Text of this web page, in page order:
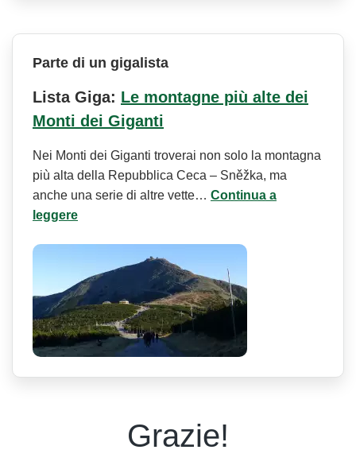
Parte di un gigalista
Lista Giga: Le montagne più alte dei
Monti dei Giganti
Nei Monti dei Giganti troverai non solo la montagna
più alta della Repubblica Ceca – Sněžka, ma
anche una serie di altre vette… Continua a
leggere
Grazie!